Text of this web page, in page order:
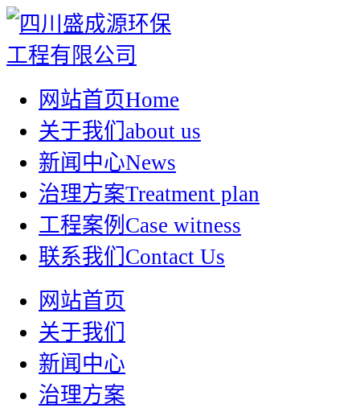
网站首页Home
关于我们 about us
新闻中心News
治理方案Treatment plan
工程案例 Case witness
联系我们 Contact Us
网站首页
关于我们
新闻中心
治理方案